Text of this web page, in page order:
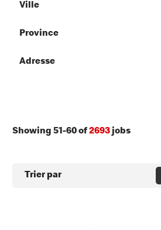
Ville
Province
Adresse
Showing 51-60of2693 jobs
Trier par